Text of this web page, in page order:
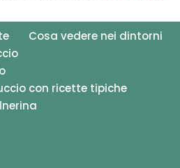
Cosa vedere nei dintorni
con ricette tipiche